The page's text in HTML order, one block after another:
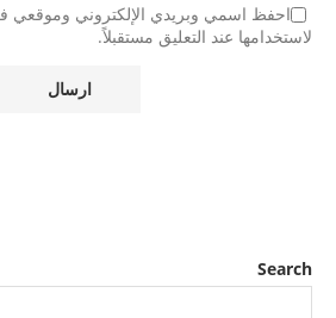
احفظ اسمي وبريدي الإلكتروني وموقعي
لاستخدامها عند التعليق مستقبلاً.
Search